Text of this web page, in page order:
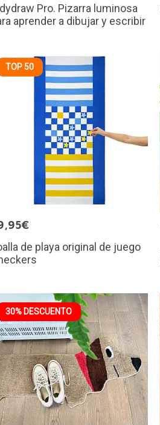
Pro. Pizarra luminosa
aprender a dibujar y escribir
TOP 50
de playa original de juego
30% DESCUENTO